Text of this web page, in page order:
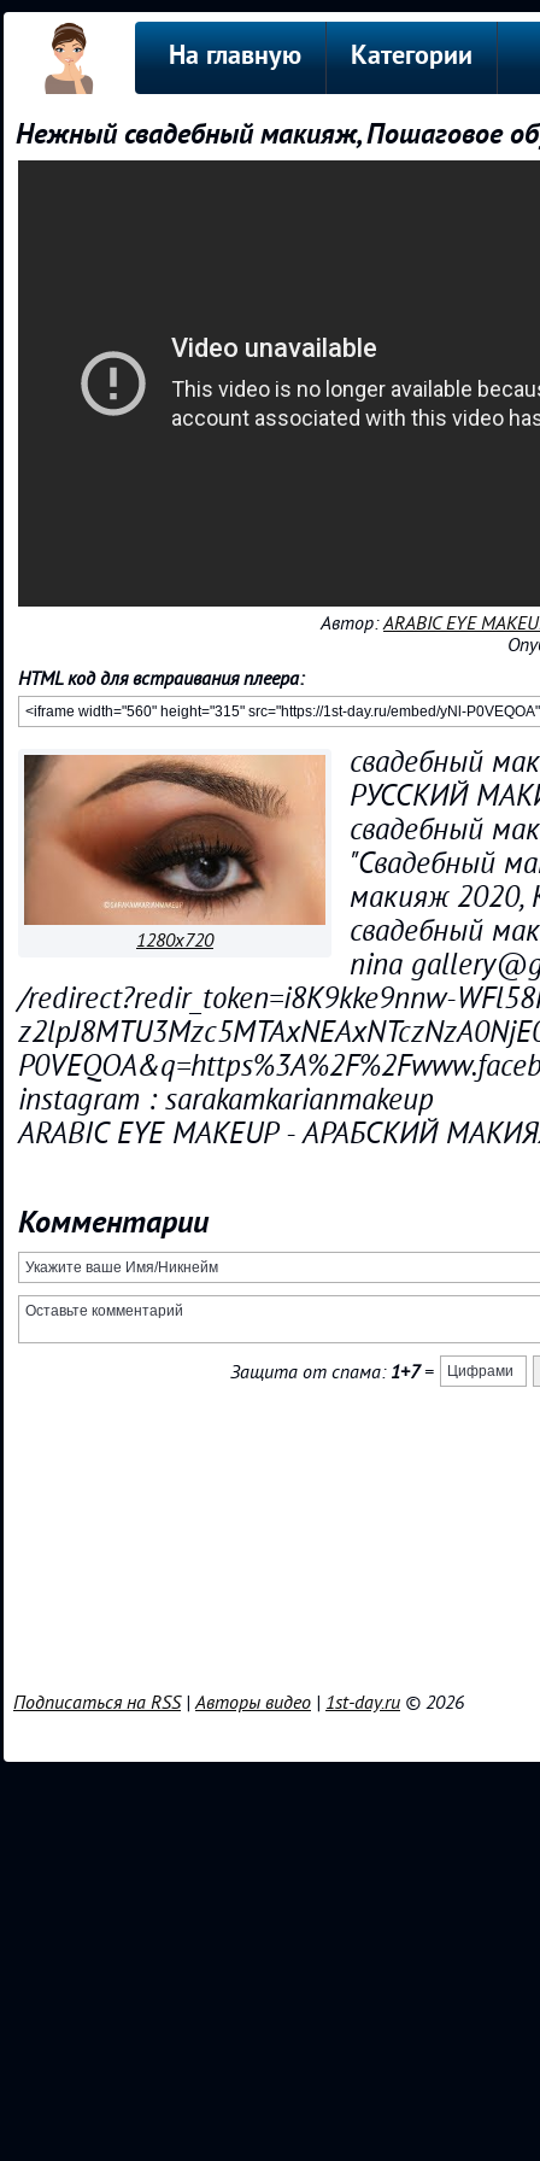
На главную Категории
Нежный свадебный макияж, Пошаговое
Автор:ARABIC EYE
HTML код для встраивания плеера:
1280x720
свадебный
РУССКИЙ
свадебный
"Свадебный
макияж 2020,
свадебный
nina
/redirect?redir_token=i8K9kke9nnw-
instagram : sarakamkarianmakeup
ARABIC EYE MAKEUP - АРАБСКИЙ
Комментарии
Защита от спама: 1+7=
Подписаться на RSS|Авторы видео | 1st-day.ru © 2026